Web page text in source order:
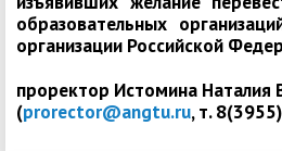
образовательных
организации Российской
проректор Истомина Наталия
(prorector@angtu.ru, т.